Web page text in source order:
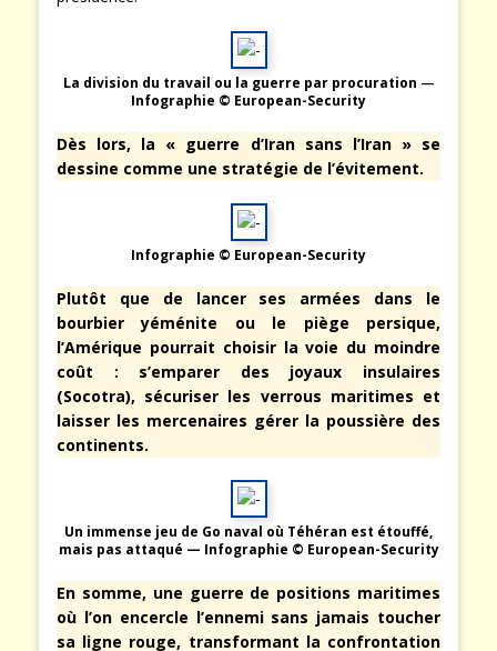
La division du travail ou la guerre par procuration —
Infographie © European-Security
Dès lors, la « guerre d’Iran sans l’Iran » se
dessine comme une stratégie de l’évitement.
Infographie © European-Security
Plutôt que de lancer ses armées dans le
bourbier yéménite ou le piège persique,
l’Amérique pourrait choisir la voie du moindre
coût : s’emparer des joyaux insulaires
(Socotra), sécuriser les verrous maritimes et
laisser les mercenaires gérer la poussière des
continents.
Un immense jeu de Go naval où Téhéran est étouffé,
mais pas attaqué — Infographie © European-Security
En somme, une guerre de positions maritimes
où l’on encercle l’ennemi sans jamais toucher
sa ligne rouge, transformant la confrontation